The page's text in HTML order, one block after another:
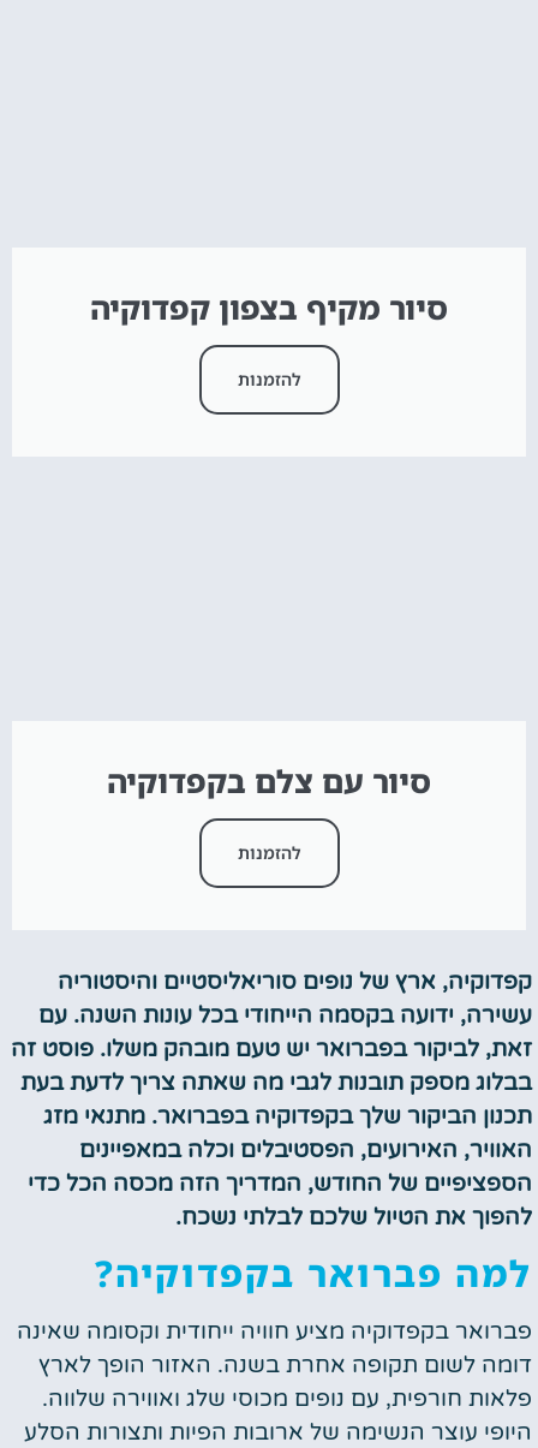
סיור מקיף בצפון קפדוקיה
להזמנות
סיור עם צלם בקפדוקיה
להזמנות
קפדוקיה, ארץ של נופים סוריאליסטיים והיסטוריה
עשירה, ידועה בקסמה הייחודי בכל עונות השנה. עם
זאת, לביקור בפברואר יש טעם מובהק משלו. פוסט זה
בבלוג מספק תובנות לגבי מה שאתה צריך לדעת בעת
תכנון הביקור שלך בקפדוקיה בפברואר. מתנאי מזג
האוויר, האירועים, הפסטיבלים וכלה במאפיינים
הספציפיים של החודש, המדריך הזה מכסה הכל כדי
להפוך את הטיול שלכם לבלתי נשכח.
למה פברואר בקפדוקיה?
פברואר בקפדוקיה מציע חוויה ייחודית וקסומה שאינה
דומה לשום תקופה אחרת בשנה. האזור הופך לארץ
פלאות חורפית, עם נופים מכוסי שלג ואווירה שלווה.
היופי עוצר הנשימה של ארובות הפיות ותצורות הסלע